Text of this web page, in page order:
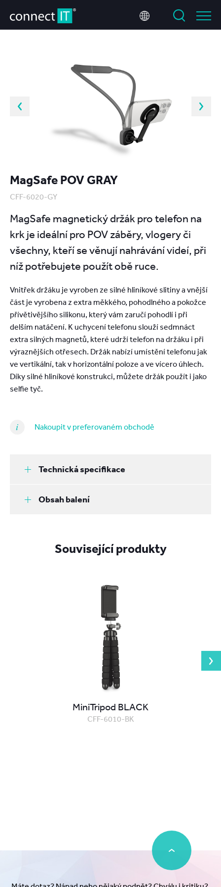
MagSafe POV GRAY
CFF-6020-GY
MagSafe magnetický držák pro telefon na
krk je ideální pro POV záběry, vlogery či
všechny, kteří se věnují nahrávání videí, při
níž potřebujete použít obě ruce.
Vnitřek držáku je vyroben ze silné hliníkové slitiny a vnější
část je vyrobena z extra měkkého, pohodlného a pokožce
přívětivějšího silikonu, který vám zaručí pohodlí i při
delším natáčení. K uchycení telefonu slouží sedmnáct
extra silných magnetů, které udrží telefon na držáku i při
výraznějších otřesech. Držák nabízí umístění telefonu jak
ve vertikální, tak v horizontální poloze a ve vícero úhlech.
Díky silné hliníkové konstrukci, můžete držák použít i jako
selfie tyč.
Nakoupit v preferovaném obchodě
Technická specifikace
Obsah balení
Související produkty
MiniTripod BLACK
CFF-6010-BK